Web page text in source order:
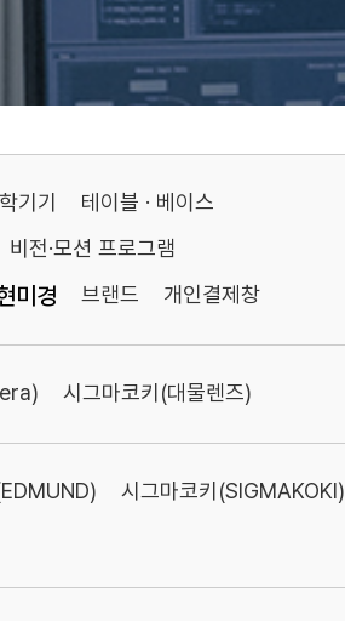
기기
테이블 · 베이스
비전·모션 프로그램
미경 브랜드 개인결제창
시그마코키(대물렌즈)
시그마코키(SIGMAKOKI)